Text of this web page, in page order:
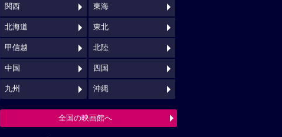
関西 東海
北海道 東北
甲信越 北陸
中国 四国
九州 沖縄
全国の映画館へ